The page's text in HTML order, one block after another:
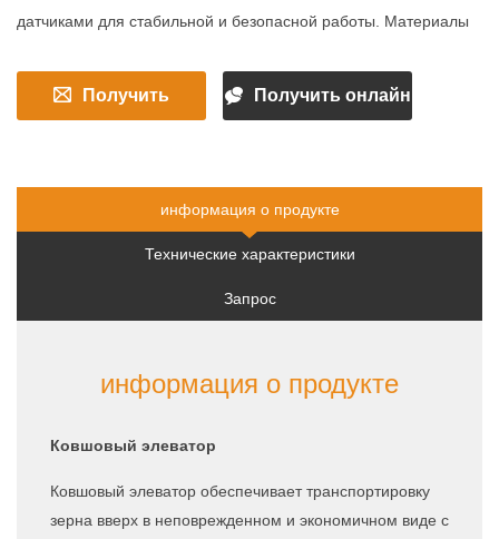
датчиками для стабильной и безопасной работы. Материалы
Долговечность и окраска шара обеспечивают длительную
антикоррозийную защиту.
Получить
предложение
Получить онлайн
информация о продукте
Технические характеристики
Запрос
информация о продукте
Ковшовый элеватор
Ковшовый элеватор обеспечивает транспортировку
зерна вверх в неповрежденном и экономичном виде с